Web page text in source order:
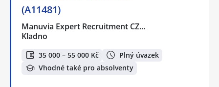
(A11481)
Manuvia Expert Recruitment CZ…
Kladno
35 000 – 55 000 Kč
Plný úvazek
Vhodné také pro absolventy